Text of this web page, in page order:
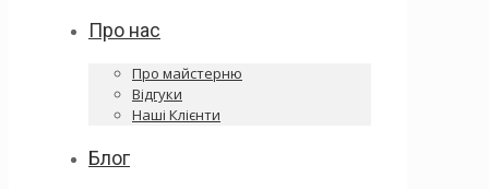
Про нас
Про майстерню
Відгуки
Наші Клієнти
Блог